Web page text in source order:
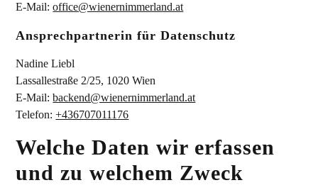
E-Mail:office@wienernimmerland.at
Ansprechpartnerin für Datenschutz
Nadine Liebl
Lassallestraße 2/25, 1020 Wien
E-Mail:backend@wienernimmerland.at
Telefon:+436707011176
Welche Daten wir erfassen
und zu welchem Zweck